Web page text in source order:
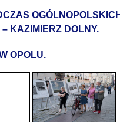
OGÓLNOPOLSKICH
KAZIMIERZ DOLNY.
OPOLU.